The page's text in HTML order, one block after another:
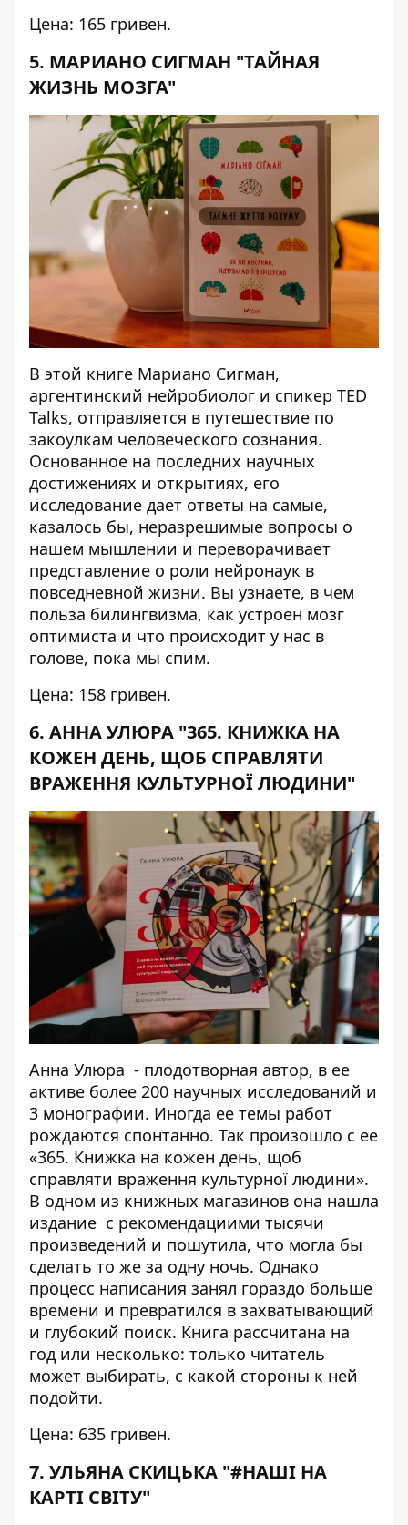
Цена: 165 гривен.
5. МАРИАНО СИГМАН "ТАЙНАЯ
ЖИЗНЬ МОЗГА"
В этой книге Мариано Сигман,
аргентинский нейробиолог и спикер TED
Talks, отправляется в путешествие по
закоулкам человеческого сознания.
Основанное на последних научных
достижениях и открытиях, его
исследование дает ответы на самые,
казалось бы, неразрешимые вопросы о
нашем мышлении и переворачивает
представление о роли нейронаук в
повседневной жизни. Вы узнаете, в чем
польза билингвизма, как устроен мозг
оптимиста и что происходит у нас в
голове, пока мы спим.
Цена: 158 гривен.
6. АННА УЛЮРА "365. КНИЖКА НА
КОЖЕН ДЕНЬ, ЩОБ СПРАВЛЯТИ
ВРАЖЕННЯ КУЛЬТУРНОЇ ЛЮДИНИ"
Анна Улюра - плодотворная автор, в ее
активе более 200 научных исследований и
3 монографии. Иногда ее темы работ
рождаются спонтанно. Так произошло с ее
«365. Книжка на кожен день, щоб
справляти враження культурної людини».
В одном из книжных магазинов она нашла
издание с рекомендациими тысячи
произведений и пошутила, что могла бы
сделать то же за одну ночь. Однако
процесс написания занял гораздо больше
времени и превратился в захватывающий
и глубокий поиск. Книга рассчитана на
год или несколько: только читатель
может выбирать, с какой стороны к ней
подойти.
Цена: 635 гривен.
7. УЛЬЯНА СКИЦЬКА "#НАШІ НА
КАРТІ СВІТУ"